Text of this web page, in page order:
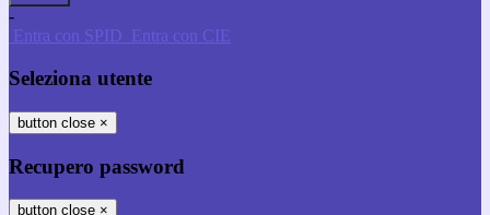
-
Entra con SPID Entra con CIE
Seleziona utente
button close ×
Recupero password
button close ×